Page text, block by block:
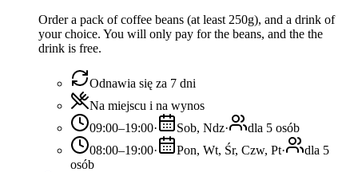
Order a pack of coffee beans (at least 250g), and a drink of
your choice. You will only pay for the beans, and the the
drink is free.
Odnawia się za 7 dni
Na miejscu i na wynos
09:00–19:00· Sob, Ndz·
dla 5 osób
08:00–19:00· Pon, Wt, Śr, Czw, Pt·
dla 5
osób